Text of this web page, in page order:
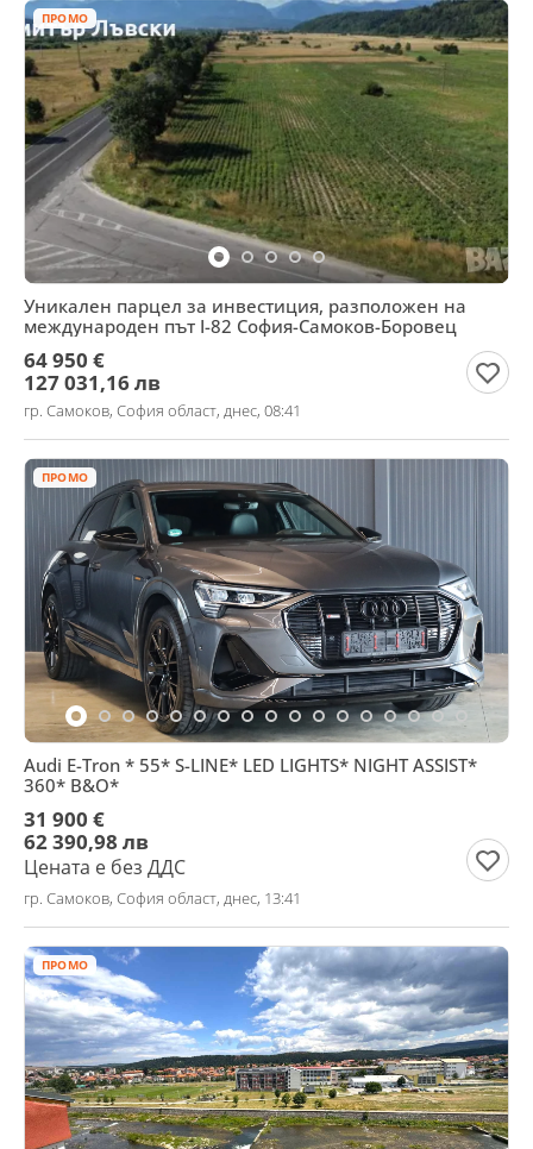
ПРОМО
Уникален парцел за инвестиция, разположен на
международен път I-82 София-Самоков-Боровец
64 950 €
127 031,16 лв
гр. Самоков, София област, днес, 08:41
ПРОМО
Audi E-Tron * 55* S-LINE* LED LIGHTS* NIGHT ASSIST*
360* B&O*
31 900 €
62 390,98 лв
Цената е без ДДС
гр. Самоков, София област, днес, 13:41
ПРОМО